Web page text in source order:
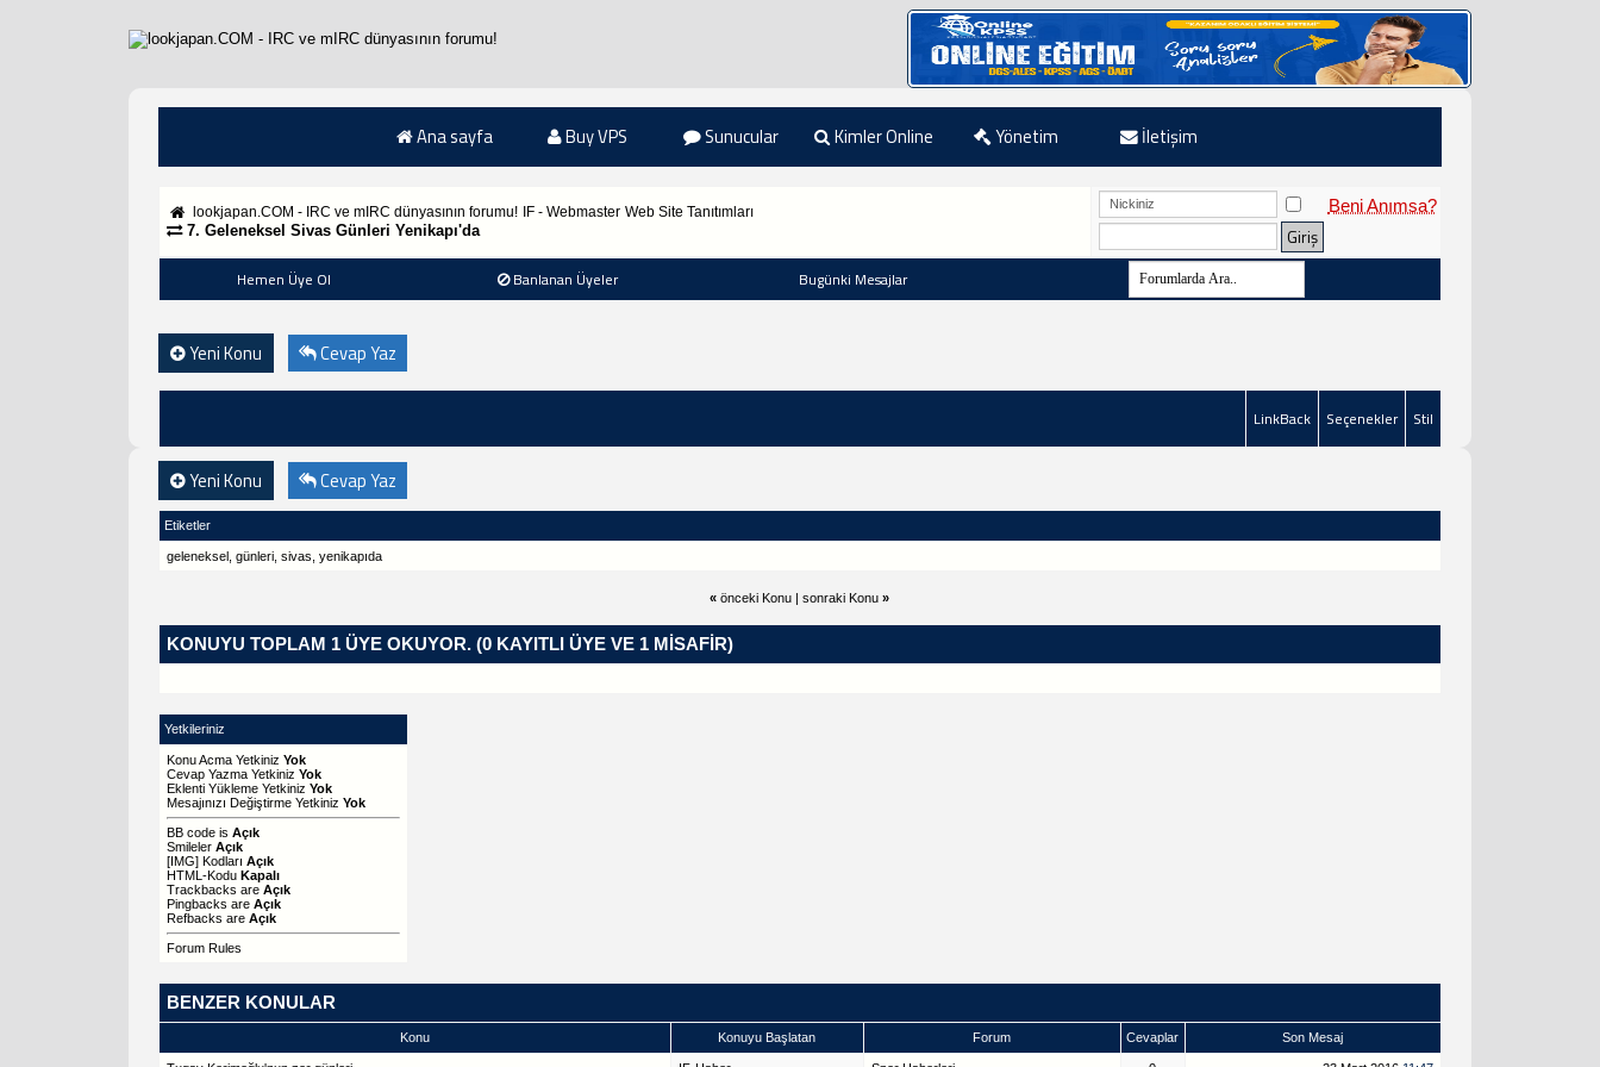
Ana sayfa Buy VPS Sunucular Kimler Online Yönetim İletişim
lookjapan.COM - IRC ve mIRC dünyasının forumu! IF - Webmaster Web Site Tanıtımları
7. Geleneksel Sivas Günleri Yenikapı'da
Beni Anımsa?
Hemen Üye Ol Banlanan Üyeler Bugünki Mesajlar
Yeni Konu Cevap Yaz
LinkBack Seçenekler Stil
Yeni Konu Cevap Yaz
Etiketler
geleneksel, günleri, sivas yenikapıda
« önceki Konu |sonraki Konu »
KONUYU TOPLAM 1 ÜYE OKUYOR. (0 KAYITLI ÜYE VE 1 MISAFIR)
Yetkileriniz
Konu Acma Yetkiniz Yok
Cevap Yazma Yetkiniz Yok
Eklenti Yükleme Yetkiniz Yok
Mesajınızı Değiştirme Yetkiniz Yok
BB codeis Açık
Smileler Açık
[IMG]Kodları Açık
HTML-Kodu Kapalı
Trackbacks are Açık
Pingbacks are Açık
Refbacks are Açık
Forum Rules
BENZER KONULAR
Konu Konuyu Başlatan Forum Cevaplar Son Mesaj